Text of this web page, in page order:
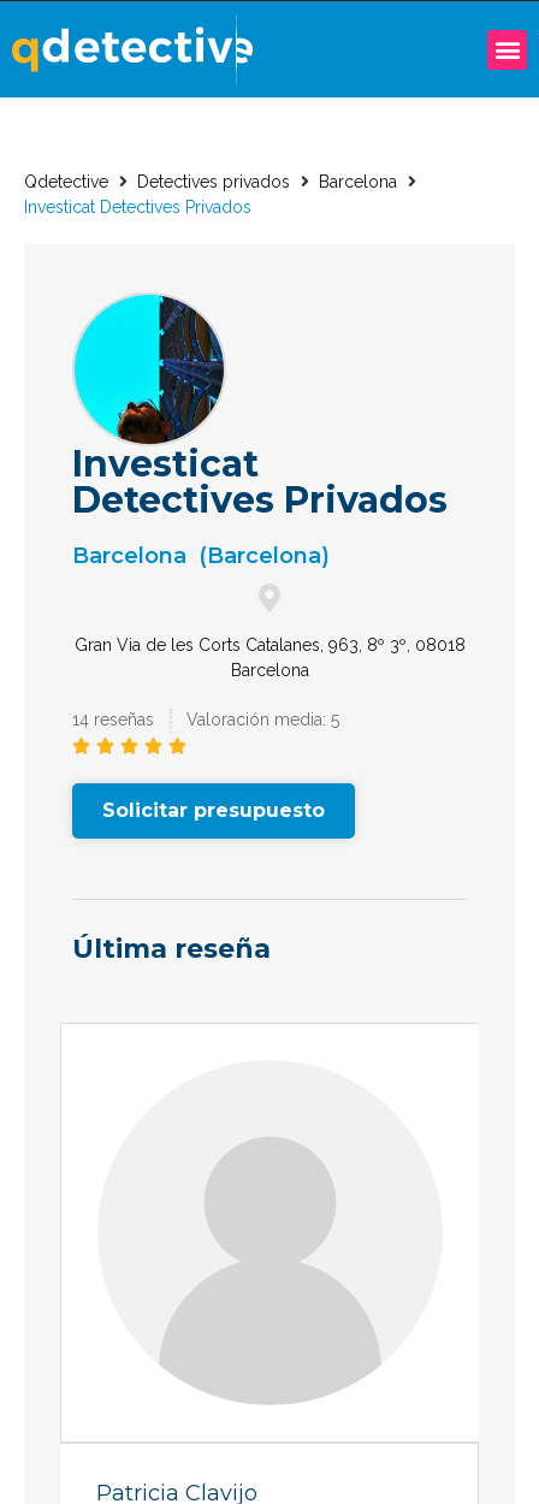
Qdetective Detectives privados
Barcelona
Investicat Detectives Privados
Investicat
Detectives Privados
Barcelona (Barcelona)
Gran Via de les Corts Catalanes, 963, 8º 3º, 08018
Barcelona
14 reseñas Valoración media: 5
    
Solicitar presupuesto
Última reseña
Patricia Clavijo